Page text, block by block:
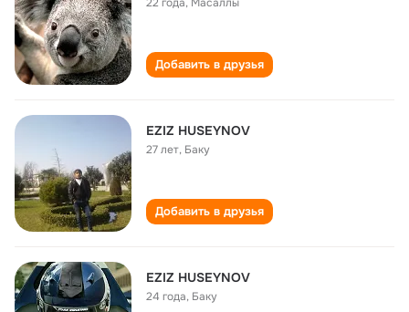
Добавить в друзья
EZIZ HUSEYNOV
27 лет, Баку
Добавить в друзья
EZIZ HUSEYNOV
24 года, Баку